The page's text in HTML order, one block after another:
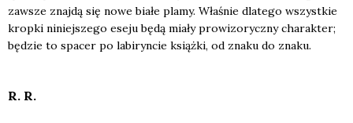
zawsze znaj­dą się nowe bia­łe pla­my. Wła­śnie dla­te­go wszyst­kie
krop­ki niniej­sze­go ese­ju będą mia­ły pro­wi­zo­rycz­ny cha­rak­ter;
będzie to spa­cer po labi­ryn­cie książ­ki, od zna­ku do zna­ku.
R. R.